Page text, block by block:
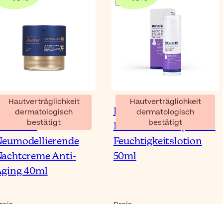
Hautverträglichkeit
dermatologisch
bestätigt
DermAbsolu
Anti-
40ml
Hautverträglichkeit
dermatologisch
bestätigt
Benzacare
Microbiome Equalizer
Feuchtigkeitslotion
50ml